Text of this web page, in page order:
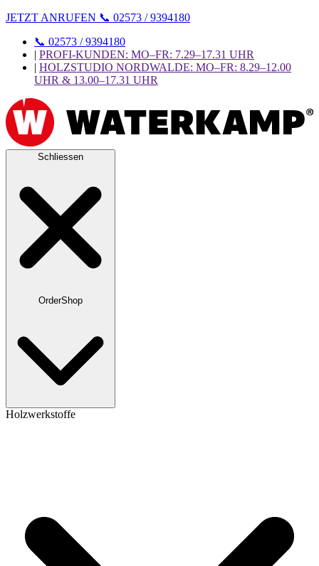
JETZT ANRUFEN 📞 02573 / 9394180
📞 02573 / 9394180
| PROFI-KUNDEN: MO–FR: 7.29–17.31 UHR
| HOLZSTUDIO NORDWALDE: MO–FR: 8.29–12.00
UHR & 13.00–17.31 UHR
Schliessen
OrderShop
Holzwerkstoffe